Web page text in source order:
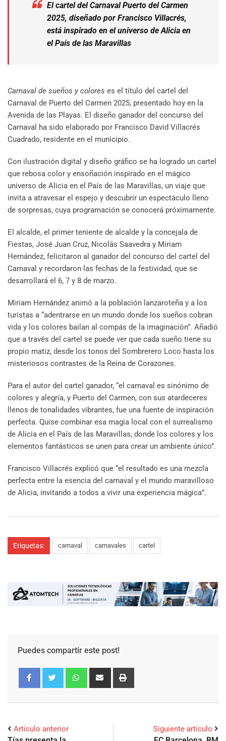
El cartel del Carnaval Puerto del Carmen
2025, diseñado por Francisco Villacrés,
está inspirado en el universo de Alicia en
el País de las Maravillas
Carnaval de sueños y colores es el título del cartel del
Carnaval de Puerto del Carmen 2025, presentado hoy en la
Avenida de las Playas. El diseño ganador del concurso del
Carnaval ha sido elaborado por Francisco David Villacrés
Cuadrado, residente en el municipio.
Con ilustración digital y diseño gráfico se ha logrado un cartel
que rebosa color y ensoñación inspirado en el mágico
universo de Alicia en el País de las Maravillas, un viaje que
invita a atravesar el espejo y descubrir un espectáculo lleno
de sorpresas, cuya programación se conocerá próximamente.
El alcalde, el primer teniente de alcalde y la concejala de
Fiestas, José Juan Cruz, Nicolás Saavedra y Miriam
Hernández, felicitaron al ganador del concurso del cartel del
Carnaval y recordaron las fechas de la festividad, que se
desarrollará el 6, 7 y 8 de marzo.
Miriam Hernández animó a la población lanzaroteña y a los
turistas a “adentrarse en un mundo donde los sueños cobran
vida y los colores bailan al compás de la imaginación”. Añadió
que a través del cartel se puede ver que cada sueño tiene su
propio matiz, desde los tonos del Sombrerero Loco hasta los
misteriosos contrastes de la Reina de Corazones.
Para el autor del cartel ganador, “el carnaval es sinónimo de
colores y alegría, y Puerto del Carmen, con sus atardeceres
llenos de tonalidades vibrantes, fue una fuente de inspiración
perfecta. Quise combinar esa magia local con el surrealismo
de Alicia en el País de las Maravillas, donde los colores y los
elementos fantásticos se unen para crear un ambiente único”.
Francisco Villacrés explicó que “el resultado es una mezcla
perfecta entre la esencia del carnaval y el mundo maravilloso
de Alicia, invitando a todos a vivir una experiencia mágica”.
Etiquetas: carnaval carnavales cartel
Puedes compartir este post!
Artículo anterior Siguiente artículo